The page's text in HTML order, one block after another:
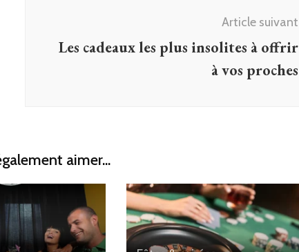
Article suivant
Les cadeaux les plus insolites à offrir
à vos proches
aimer...